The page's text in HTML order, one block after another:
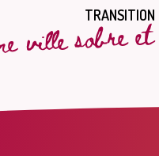
TRANSITION
ville sobre